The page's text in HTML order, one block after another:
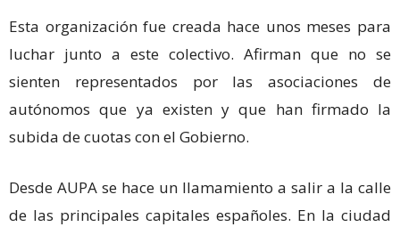
Esta organización fue creada hace unos meses para
luchar junto a este colectivo. Afirman que no se
sienten representados por las asociaciones de
autónomos que ya existen y que han firmado la
subida de cuotas con el Gobierno.
Desde AUPA se hace un llamamiento a salir a la calle
de las principales capitales españoles. En la ciudad